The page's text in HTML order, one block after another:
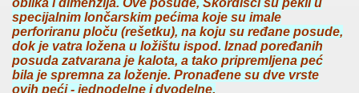
oblika i dimenzija. Ove posude, Skordisci su pekli u
specijalnim lončarskim pećima koje su imale
perforiranu ploču (rešetku), na koju su ređane posude,
dok je vatra ložena u ložištu ispod. Iznad poređanih
posuda zatvarana je kalota, a tako pripremljena peć
bila je spremna za loženje. Pronađene su dve vrste
ovih peći - jednodelne i dvodelne.